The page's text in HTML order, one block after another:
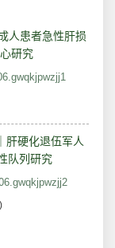
人患者急性肝损
研究
｜肝硬化退伍军人
队列研究
)